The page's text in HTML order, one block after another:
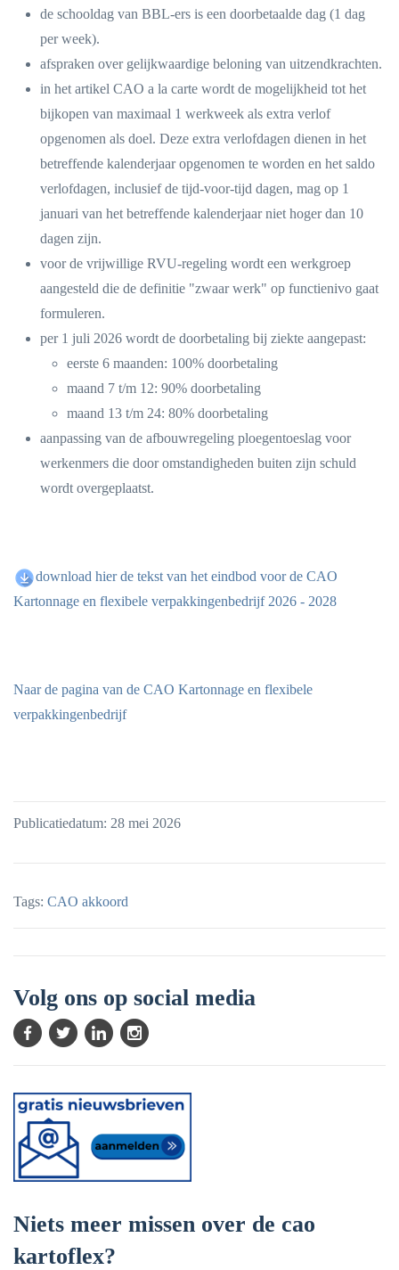
de schooldag van BBL-ers is een doorbetaalde dag (1 dag
per week).
afspraken over gelijkwaardige beloning van uitzendkrachten.
in het artikel CAO a la carte wordt de mogelijkheid tot het
bijkopen van maximaal 1 werkweek als extra verlof
opgenomen als doel. Deze extra verlofdagen dienen in het
betreffende kalenderjaar opgenomen te worden en het saldo
verlofdagen, inclusief de tijd-voor-tijd dagen, mag op 1
januari van het betreffende kalenderjaar niet hoger dan 10
dagen zijn.
voor de vrijwillige RVU-regeling wordt een werkgroep
aangesteld die de definitie "zwaar werk" op functienivo gaat
formuleren.
per 1 juli 2026 wordt de doorbetaling bij ziekte aangepast:
eerste 6 maanden: 100% doorbetaling
maand 7 t/m 12: 90% doorbetaling
maand 13 t/m 24: 80% doorbetaling
aanpassing van de afbouwregeling ploegentoeslag voor
werkenmers die door omstandigheden buiten zijn schuld
wordt overgeplaatst.
download hier de tekst van het eindbod voor de CAO
Kartonnage en flexibele verpakkingenbedrijf 2026 - 2028
Naar de pagina van de CAO Kartonnage en flexibele
verpakkingenbedrijf
Publicatiedatum: 28 mei 2026
Tags: CAO akkoord
Volg ons op social media
Niets meer missen over de cao
kartoflex?